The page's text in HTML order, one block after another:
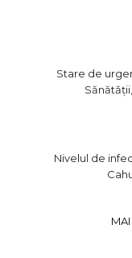
Stare de
Nivelul de